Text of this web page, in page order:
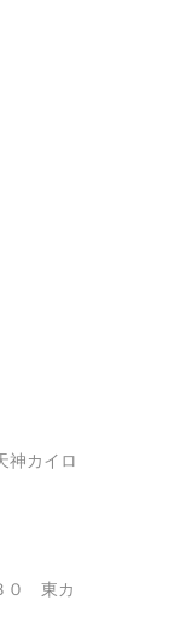
カイロ
０ 東カ